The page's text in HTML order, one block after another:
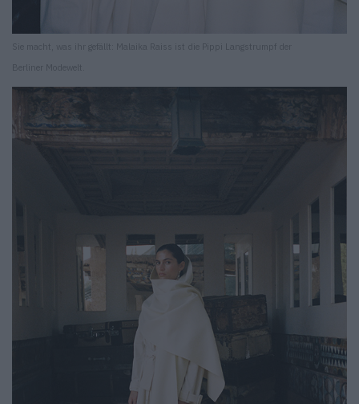
Sie macht, was ihr gefällt: Malaika Raiss ist die Pippi Langstrumpf der
Berliner Modewelt.